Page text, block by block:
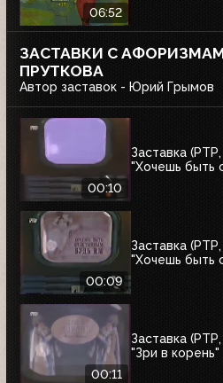
06:52
ЗАСТАВКИ С
ПРУТКОВА
Автор заставок - Юрий Грымов
00:10
Заставка (РТР,
"Хочешь быть
00:09
Заставка (РТР,
"Хочешь быть
00:11
Заставка (РТР,
"Зри в корень"